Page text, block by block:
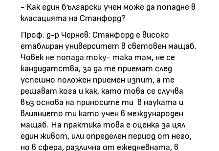
- Как един български учен може да попадне в
класацията на Станфорд?
Проф. д-р Чернев: Станфорд е високо
етаблиран университет в световен мащаб.
Човек не попада току- така там, не се
кандидатства, за да те приемат след
успешно положен приемен изпит, а те
решават кога и как, като това се случва
въз основа на приносите ти в науката и
влиянието ти като учен в международен
мащаб. На практика това е оценка за цял
един живот, или определен период от него,
но в сфера, различна от ежедневната, в